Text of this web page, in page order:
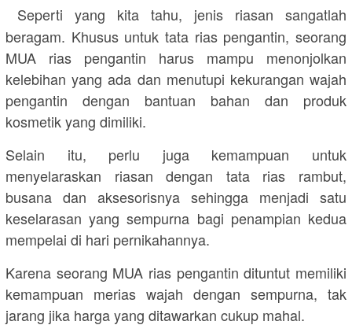
Seperti yang kita tahu, jenis riasan sangatlah
beragam. Khusus untuk tata rias pengantin, seorang
MUA rias pengantin harus mampu menonjolkan
kelebihan yang ada dan menutupi kekurangan wajah
pengantin dengan bantuan bahan dan produk
kosmetik yang dimiliki.
Selain itu, perlu juga kemampuan untuk
menyelaraskan riasan dengan tata rias rambut,
busana dan aksesorisnya sehingga menjadi satu
keselarasan yang sempurna bagi penampian kedua
mempelai di hari pernikahannya.
Karena seorang MUA rias pengantin dituntut memiliki
kemampuan merias wajah dengan sempurna, tak
jarang jika harga yang ditawarkan cukup mahal.